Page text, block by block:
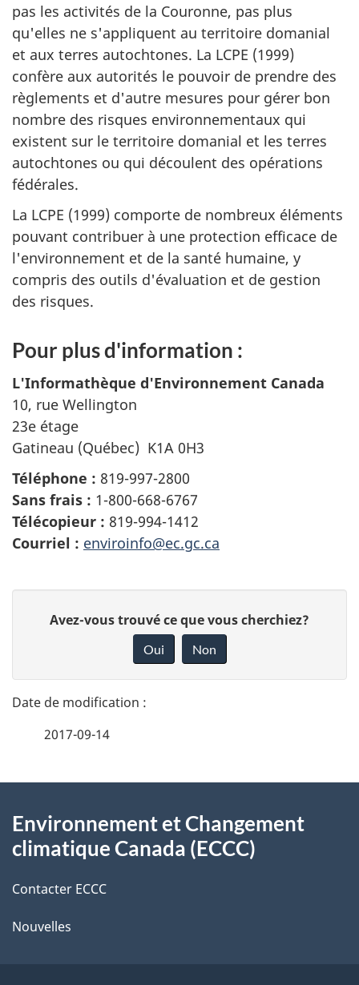
pas les activités de la Couronne, pas plus
qu'elles ne s'appliquent au territoire domanial
et aux terres autochtones. La LCPE (1999)
confère aux autorités le pouvoir de prendre des
règlements et d'autre mesures pour gérer bon
nombre des risques environnementaux qui
existent sur le territoire domanial et les terres
autochtones ou qui découlent des opérations
fédérales.
La LCPE (1999) comporte de nombreux éléments
pouvant contribuer à une protection efficace de
l'environnement et de la santé humaine, y
compris des outils d'évaluation et de gestion
des risques.
Pour plus d'information :
L'Informathèque d'Environnement Canada
10, rue Wellington
23e étage
Gatineau (Québec) K1A 0H3
Téléphone : 819-997-2800
Sans frais : 1-800-668-6767
Télécopieur : 819-994-1412
Courriel : enviroinfo@ec.gc.ca
t
a
l
s
d
e
l
n
o
t
r
r
t
Avez-vous trouvé ce que vous cherchiez?
Oui Non
2017-09-14
propos
de
ce
site
Environnement et Changement
climatique Canada (ECCC)
Contacter ECCC
Nouvelles